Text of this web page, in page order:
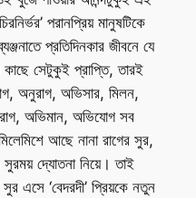
পরানপ্রিয় মানুষটিকে
প্রতিদিনকার জীবনে যে
সেটুকুই প্রাপ্তি, তারই
অনুরাগ, অভিসার, মিলন,
অভিমান, অভিযোগ সব
আছে নানা রাগের সুর,
দ্যোতনা নিয়ে। তাই
‘বেদরদী’ প্রিয়কে নতুন